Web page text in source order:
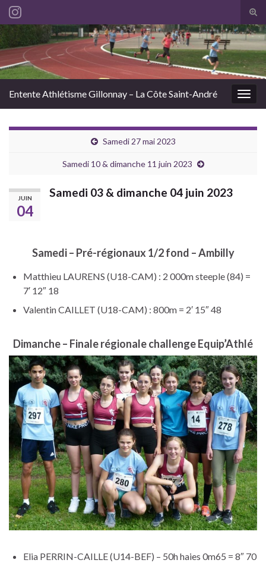
Search for:
Entente Athlétisme Gillonnay – La Côte Saint-André
Samedi 27 mai 2023
Samedi 10 & dimanche 11 juin 2023
JUIN
04
Samedi 03 & dimanche 04 juin 2023
Samedi – Pré-régionaux 1/2 fond – Ambilly
Matthieu LAURENS (U18-CAM) : 2 000m steeple (84) =
7′ 12″ 18
Valentin CAILLET (U18-CAM) : 800m = 2′ 15″ 48
Dimanche – Finale régionale challenge Equip’Athlé
Elia PERRIN-CAILLE (U14-BEF) – 50h haies 0m65 = 8″ 70